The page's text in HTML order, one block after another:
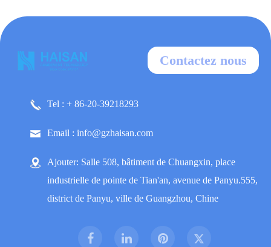
Contactez nous
Tel : + 86-20-39218293
Email : info@gzhaisan.com
Ajouter: Salle 508, bâtiment de Chuangxin, place
industrielle de pointe de Tian'an, avenue de Panyu.555,
district de Panyu, ville de Guangzhou, Chine